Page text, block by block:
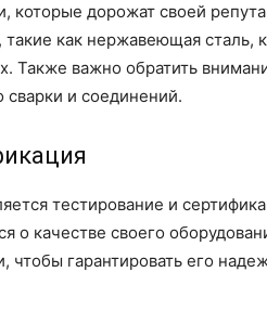
которые дорожат своей
как нержавеющая сталь,
Также важно обратить
сварки и соединений.
тестирование и
о качестве своего
гарантировать его